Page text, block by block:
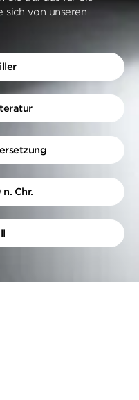
sich von unseren
Chr.